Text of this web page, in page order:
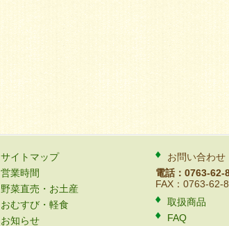
サイトマップ
営業時間
野菜直売・お土産
おむすび・軽食
お知らせ
お問い合わせ
電話：0763-62-
FAX：0763-62-
取扱商品
FAQ